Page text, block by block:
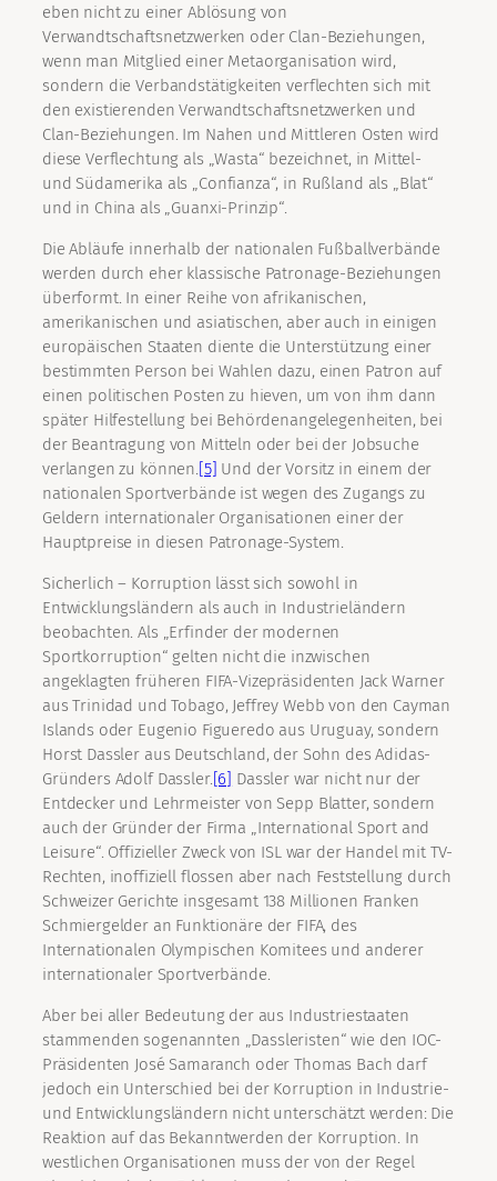
eben nicht zu einer Ablösung von
Verwandtschaftsnetzwerken oder Clan-Beziehungen,
wenn man Mitglied einer Metaorganisation wird,
sondern die Verbandstätigkeiten verflechten sich mit
den existierenden Verwandtschaftsnetzwerken und
Clan-Beziehungen. Im Nahen und Mittleren Osten wird
diese Verflechtung als „Wasta“ bezeichnet, in Mittel-
und Südamerika als „Confianza“, in Rußland als „Blat“
und in China als „Guanxi-Prinzip“.
Die Abläufe innerhalb der nationalen Fußballverbände
werden durch eher klassische Patronage-Beziehungen
überformt. In einer Reihe von afrikanischen,
amerikanischen und asiatischen, aber auch in einigen
europäischen Staaten diente die Unterstützung einer
bestimmten Person bei Wahlen dazu, einen Patron auf
einen politischen Posten zu hieven, um von ihm dann
später Hilfestellung bei Behördenangelegenheiten, bei
der Beantragung von Mitteln oder bei der Jobsuche
verlangen zu können.[5] Und der Vorsitz in einem der
nationalen Sportverbände ist wegen des Zugangs zu
Geldern internationaler Organisationen einer der
Hauptpreise in diesen Patronage-System.
Sicherlich – Korruption lässt sich sowohl in
Entwicklungsländern als auch in Industrieländern
beobachten. Als „Erfinder der modernen
Sportkorruption“ gelten nicht die inzwischen
angeklagten früheren FIFA-Vizepräsidenten Jack Warner
aus Trinidad und Tobago, Jeffrey Webb von den Cayman
Islands oder Eugenio Figueredo aus Uruguay, sondern
Horst Dassler aus Deutschland, der Sohn des Adidas-
Gründers Adolf Dassler.[6] Dassler war nicht nur der
Entdecker und Lehrmeister von Sepp Blatter, sondern
auch der Gründer der Firma „International Sport and
Leisure“. Offizieller Zweck von ISL war der Handel mit TV-
Rechten, inoffiziell flossen aber nach Feststellung durch
Schweizer Gerichte insgesamt 138 Millionen Franken
Schmiergelder an Funktionäre der FIFA, des
Internationalen Olympischen Komitees und anderer
internationaler Sportverbände.
Aber bei aller Bedeutung der aus Industriestaaten
stammenden sogenannten „Dassleristen“ wie den IOC-
Präsidenten José Samaranch oder Thomas Bach darf
jedoch ein Unterschied bei der Korruption in Industrie-
und Entwicklungsländern nicht unterschätzt werden: Die
Reaktion auf das Bekanntwerden der Korruption. In
westlichen Organisationen muss der von der Regel